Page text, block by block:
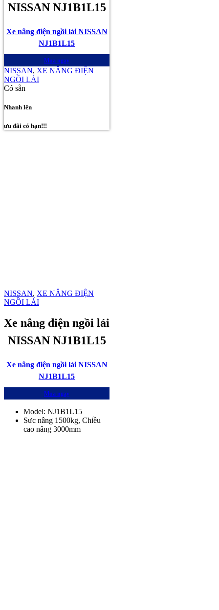
NISSAN NJ1B1L15
Xe nâng điện ngồi lái NISSAN
NJ1B1L15
Mua ngay
NISSAN, XE NÂNG ĐIỆN
NGỒI LÁI
Có sẵn
Nhanh lên
ưu đãi có hạn!!!
NISSAN, XE NÂNG ĐIỆN
NGỒI LÁI
Xe nâng điện ngồi lái
NISSAN NJ1B1L15
Xe nâng điện ngồi lái NISSAN
NJ1B1L15
Mua ngay
Model: NJ1B1L15
Sưc nâng 1500kg, Chiều
cao nâng 3000mm